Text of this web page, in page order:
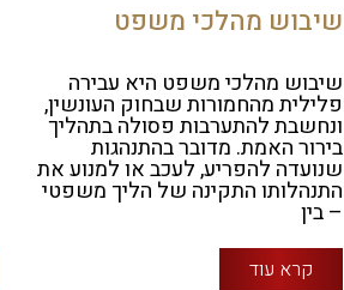
שיבוש מהלכי משפט
שיבוש מהלכי משפט היא עבירה
פלילית מהחמורות שבחוק העונשין,
ונחשבת להתערבות פסולה בתהליך
בירור האמת. מדובר בהתנהגות
שנועדה להפריע, לעכב או למנוע את
התנהלותו התקינה של הליך משפטי
– בין
קרא עוד